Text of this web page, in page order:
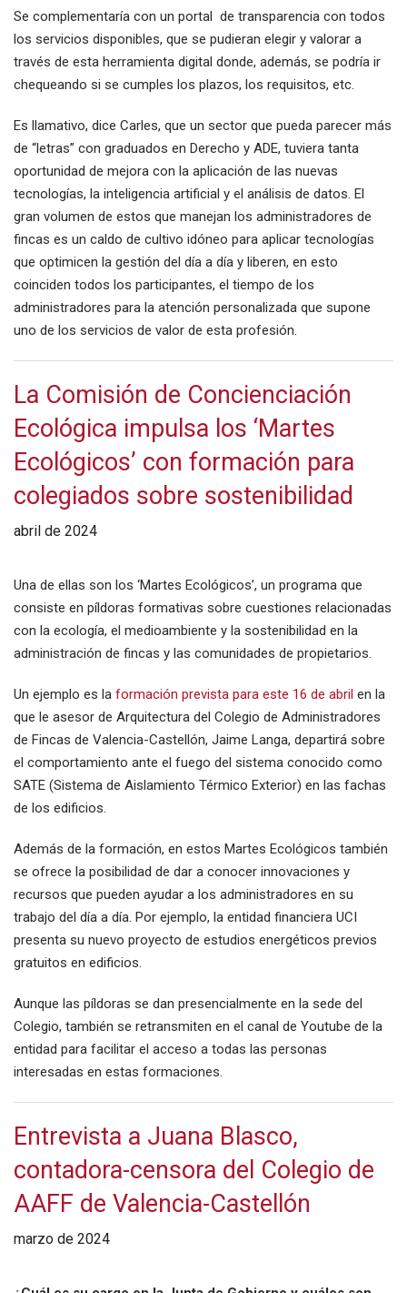
Se complementaría con un portal de transparencia con todos
los servicios disponibles, que se pudieran elegir y valorar a
través de esta herramienta digital donde, además, se podría ir
chequeando si se cumples los plazos, los requisitos, etc.
Es llamativo, dice Carles, que un sector que pueda parecer más
de “letras” con graduados en Derecho y ADE, tuviera tanta
oportunidad de mejora con la aplicación de las nuevas
tecnologías, la inteligencia artificial y el análisis de datos. El
gran volumen de estos que manejan los administradores de
fincas es un caldo de cultivo idóneo para aplicar tecnologías
que optimicen la gestión del día a día y liberen, en esto
coinciden todos los participantes, el tiempo de los
administradores para la atención personalizada que supone
uno de los servicios de valor de esta profesión.
La Comisión de Concienciación
Ecológica impulsa los ‘Martes
Ecológicos’ con formación para
colegiados sobre sostenibilidad
abril de 2024
Una de ellas son los ‘Martes Ecológicos’, un programa que
consiste en píldoras formativas sobre cuestiones relacionadas
con la ecología, el medioambiente y la sostenibilidad en la
administración de fincas y las comunidades de propietarios.
Un ejemplo es la formación prevista para este 16 de abril en la
que le asesor de Arquitectura del Colegio de Administradores
de Fincas de Valencia-Castellón, Jaime Langa, departirá sobre
el comportamiento ante el fuego del sistema conocido como
SATE (Sistema de Aislamiento Térmico Exterior) en las fachas
de los edificios.
Además de la formación, en estos Martes Ecológicos también
se ofrece la posibilidad de dar a conocer innovaciones y
recursos que pueden ayudar a los administradores en su
trabajo del día a día. Por ejemplo, la entidad financiera UCI
presenta su nuevo proyecto de estudios energéticos previos
gratuitos en edificios.
Aunque las píldoras se dan presencialmente en la sede del
Colegio, también se retransmiten en el canal de Youtube de la
entidad para facilitar el acceso a todas las personas
interesadas en estas formaciones.
Entrevista a Juana Blasco,
contadora-censora del Colegio de
AAFF de Valencia-Castellón
marzo de 2024